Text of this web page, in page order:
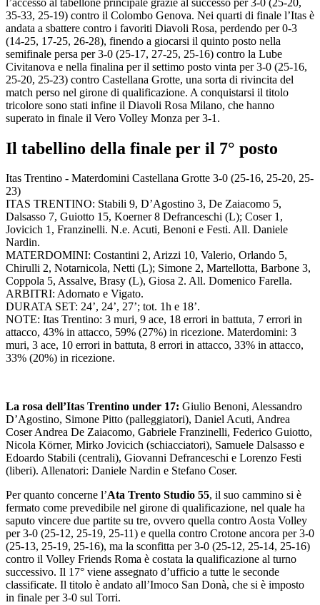
35-33, 25-19) contro il Colombo Genova. Nei quarti di finale l’Itas è
andata a sbattere contro i favoriti Diavoli Rosa, perdendo per 0-3
(14-25, 17-25, 26-28), finendo a giocarsi il quinto posto nella
semifinale persa per 3-0 (25-17, 27-25, 25-16) contro la Lube
Civitanova e nella finalina per il settimo posto vinta per 3-0 (25-16,
25-20, 25-23) contro Castellana Grotte, una sorta di rivincita del
match perso nel girone di qualificazione. A conquistarsi il titolo
tricolore sono stati infine il Diavoli Rosa Milano, che hanno
superato in finale il Vero Volley Monza per 3-1.
Il tabellino della finale per il 7° posto
Itas Trentino - Materdomini Castellana Grotte 3-0 (25-16, 25-20, 25-
23)
ITAS TRENTINO: Stabili 9, D’Agostino 3, De Zaiacomo 5,
Dalsasso 7, Guiotto 15, Koerner 8 Defranceschi (L); Coser 1,
Jovicich 1, Franzinelli. N.e. Acuti, Benoni e Festi. All. Daniele
Nardin.
MATERDOMINI: Costantini 2, Arizzi 10, Valerio, Orlando 5,
Chirulli 2, Notarnicola, Netti (L); Simone 2, Martellotta, Barbone 3,
Coppola 5, Assalve, Brasy (L), Giosa 2. All. Domenico Farella.
ARBITRI: Adornato e Vigato.
DURATA SET: 24’, 24’, 27’; tot. 1h e 18’.
NOTE: Itas Trentino: 3 muri, 9 ace, 18 errori in battuta, 7 errori in
attacco, 43% in attacco, 59% (27%) in ricezione. Materdomini: 3
muri, 3 ace, 10 errori in battuta, 8 errori in attacco, 33% in attacco,
33% (20%) in ricezione.
La rosa dell’Itas Trentino under 17: Giulio Benoni, Alessandro
D’Agostino, Simone Pitto (palleggiatori), Daniel Acuti, Andrea
Coser Andrea De Zaiacomo, Gabriele Franzinelli, Federico Guiotto,
Nicola Körner, Mirko Jovicich (schiacciatori), Samuele Dalsasso e
Edoardo Stabili (centrali), Giovanni Defranceschi e Lorenzo Festi
(liberi). Allenatori: Daniele Nardin e Stefano Coser.
Per quanto concerne l’Ata Trento Studio 55, il suo cammino si è
fermato come prevedibile nel girone di qualificazione, nel quale ha
saputo vincere due partite su tre, ovvero quella contro Aosta Volley
per 3-0 (25-12, 25-19, 25-11) e quella contro Crotone ancora per 3-0
(25-13, 25-19, 25-16), ma la sconfitta per 3-0 (25-12, 25-14, 25-16)
contro il Volley Friends Roma è costata la qualificazione al turno
successivo. Il 17° viene assegnato d’ufficio a tutte le seconde
classificate. Il titolo è andato all’Imoco San Donà, che si è imposto
in finale per 3-0 sul Torri.